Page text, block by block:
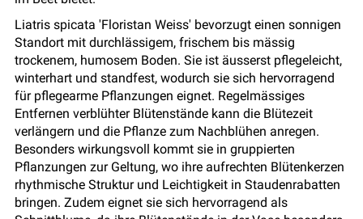
Liatris spicata 'Floristan Weiss' bevorzugt einen sonnigen
Standort mit durchlässigem, frischem bis mässig
trockenem, humosem Boden. Sie ist äusserst pflegeleicht,
winterhart und standfest, wodurch sie sich hervorragend
für pflegearme Pflanzungen eignet. Regelmässiges
Entfernen verblühter Blütenstände kann die Blütezeit
verlängern und die Pflanze zum Nachblühen anregen.
Besonders wirkungsvoll kommt sie in gruppierten
Pflanzungen zur Geltung, wo ihre aufrechten Blütenkerzen
rhythmische Struktur und Leichtigkeit in Staudenrabatten
bringen. Zudem eignet sie sich hervorragend als